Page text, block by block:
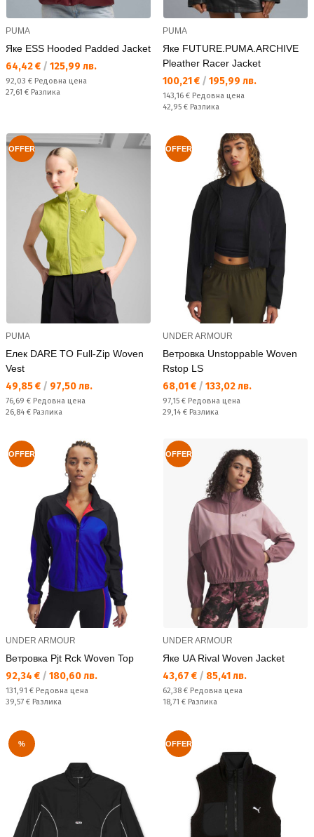
PUMA
Яке ESS Hooded Padded Jacket
Текуща цена:
64,42 € / 125,99 лв.
Редовна цена:
92,03 € Редовна цена
Спестявате:
27,61 € Разлика
PUMA
Яке FUTURE.PUMA.ARCHIVE
Pleather Racer Jacket
Текуща цена:
100,21 € / 195,99 лв.
Редовна цена:
143,16 € Редовна цена
Спестявате:
42,95 € Разлика
OFFER
PUMA
Елек DARE TO Full-Zip Woven
Vest
Текуща цена:
49,85 € / 97,50 лв.
Редовна цена:
76,69 € Редовна цена
Спестявате:
26,84 € Разлика
OFFER
UNDER ARMOUR
Ветровка Unstoppable Woven
Rstop LS
Текуща цена:
68,01 € / 133,02 лв.
Редовна цена:
97,15 € Редовна цена
Спестявате:
29,14 € Разлика
OFFER
UNDER ARMOUR
Ветровка Pjt Rck Woven Top
Текуща цена:
92,34 € / 180,60 лв.
Редовна цена:
131,91 € Редовна цена
Спестявате:
39,57 € Разлика
OFFER
UNDER ARMOUR
Яке UA Rival Woven Jacket
Текуща цена:
43,67 € / 85,41 лв.
Редовна цена:
62,38 € Редовна цена
Спестявате:
18,71 € Разлика
% OFFER